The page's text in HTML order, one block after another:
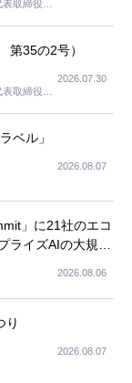
取締役社
第35の2号）
取締役社
2026.07.30
ベル」
2026.08.07
」に21社のエコ
ライズAIの大規模
2026.08.06
り
2026.08.07